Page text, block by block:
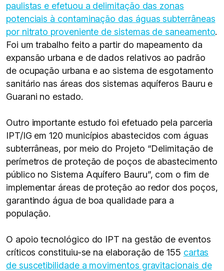
paulistas e efetuou a delimitação das zonas
potenciais à contaminação das águas subterrâneas
por nitrato proveniente de sistemas de saneamento.
Foi um trabalho feito a partir do mapeamento da
expansão urbana e de dados relativos ao padrão
de ocupação urbana e ao sistema de esgotamento
sanitário nas áreas dos sistemas aquíferos Bauru e
Guarani no estado.
Outro importante estudo foi efetuado pela parceria
IPT/IG em 120 municípios abastecidos com águas
subterrâneas, por meio do Projeto “Delimitação de
perímetros de proteção de poços de abastecimento
público no Sistema Aquífero Bauru”, com o fim de
implementar áreas de proteção ao redor dos poços,
garantindo água de boa qualidade para a
população.
O apoio tecnológico do IPT na gestão de eventos
críticos constituiu-se na elaboração de 155 cartas
de suscetibilidade a movimentos gravitacionais de